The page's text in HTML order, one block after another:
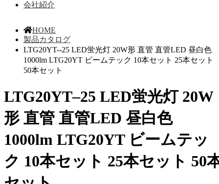
会社紹介
HOME
製品カタログ
LTG20YT--25 LED蛍光灯 20W形 直管 直管LED 昼白色
1000lm LTG20YT ビームテック 10本セット 25本セット
50本セット
LTG20YT–25 LED蛍光灯 20W
形 直管 直管LED 昼白色
1000lm LTG20YT ビームテッ
ク 10本セット 25本セット 50